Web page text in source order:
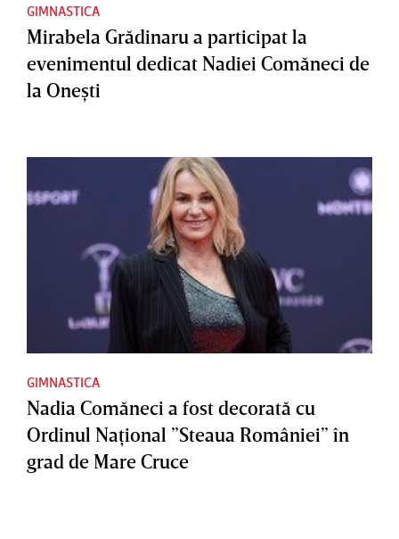
GIMNASTICA
Mirabela Grădinaru a participat la
evenimentul dedicat Nadiei Comăneci de
la Oneşti
GIMNASTICA
Nadia Comăneci a fost decorată cu
Ordinul Naţional ”Steaua României” în
grad de Mare Cruce